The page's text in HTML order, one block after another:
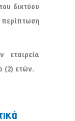
δικτύου
εταιρεία
(2) ετών.